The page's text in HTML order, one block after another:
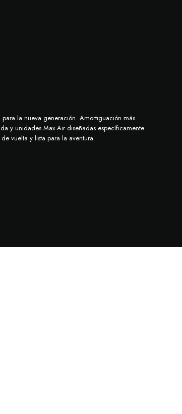
la nueva generación. Amortiguación más
y unidades Max Air diseñadas específicamente
vuelta y lista para la aventura.